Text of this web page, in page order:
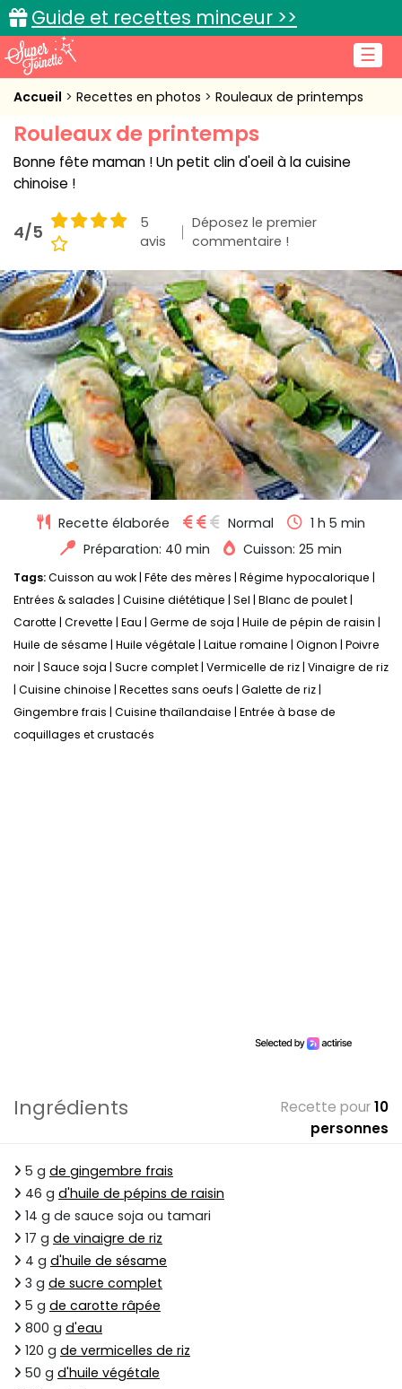
☰
Guide et recettes minceur >>
Accueil
Recettes de cuisine
Cuisine pratique
L'actu cuisine
Connexion
Accueil Recettes en photos Rouleaux de printemps
Rouleaux de printemps
Bonne fête maman ! Un petit clin d'oeil à la cuisine
chinoise !
4/5
5
avis
Déposez le premier
commentaire !
Recette élaborée Normal
1 h 5 min
Préparation: 40 min
Cuisson: 25 min
Tags:Cuisson au wok Fête des mères Régime hypocalorique
Entrées & salades Cuisine diététique Sel Blanc de poulet
Carotte Crevette Eau Germe de soja Huile de pépin de raisin
Huile de sésame Huile végétale Laitue romaine Oignon Poivre
noir Sauce soja Sucre complet Vermicelle de riz Vinaigre de riz
Cuisine chinoise Recettes sans oeufs Galette de riz
Gingembre frais Cuisine thaïlandaise Entrée à base de
coquillages et crustacés
Ingrédients Recette pour10
personnes
5 g de gingembre frais
46 g d'huile de pépins de raisin
14 g de sauce soja ou tamari
17 g de vinaigre de riz
4 g d'huile de sésame
3 g de sucre complet
5 g de carotte râpée
800 g d'eau
120 g de vermicelles de riz
50 g d'huile végétale